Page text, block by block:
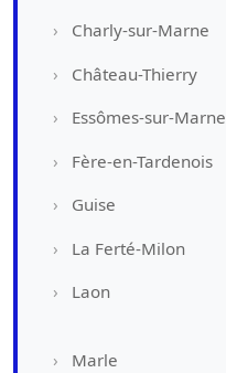
Charly-sur-Marne
Château-Thierry
Essômes-sur-Marne
Fère-en-Tardenois
Guise
La Ferté-Milon
Laon
Marle